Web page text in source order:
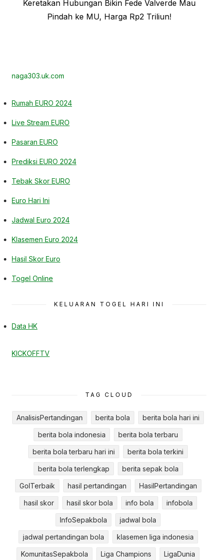
Next
Keretakan Hubungan Bikin Fede Valverde Mau
Pindah ke MU, Harga Rp2 Triliun!
naga303.uk.com
Rumah EURO 2024
Live Stream EURO
Pasaran EURO
Prediksi EURO 2024
Tebak Skor EURO
Euro Hari Ini
Jadwal Euro 2024
Klasemen Euro 2024
Hasil Skor Euro
Togel Online
KELUARAN TOGEL HARI INI
Data HK
KICKOFFTV
TAG CLOUD
AnalisisPertandingan berita bola berita bola hari ini
berita bola indonesia berita bola terbaru
berita bola terbaru hari ini berita bola terkini
berita bola terlengkap berita sepak bola
GolTerbaik hasil pertandingan HasilPertandingan
hasil skor hasil skor bola info bola infobola
InfoSepakbola jadwal bola
jadwal pertandingan bola klasemen liga indonesia
KomunitasSepakbola Liga Champions LigaDunia